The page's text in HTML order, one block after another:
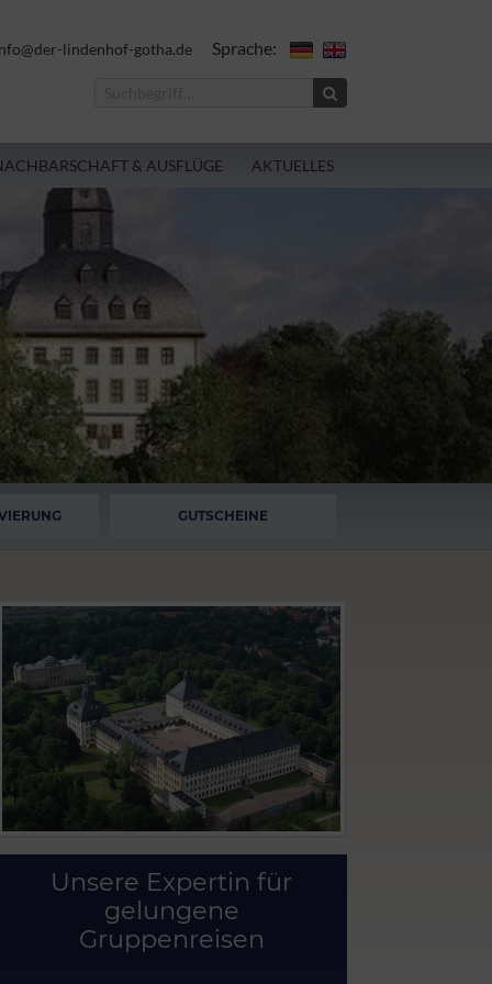
lindenhof-gotha.de Sprache:
& AUSFLÜGE AKTUELLES
GUTSCHEINE
Unsere Expertin für
gelungene
Gruppenreisen